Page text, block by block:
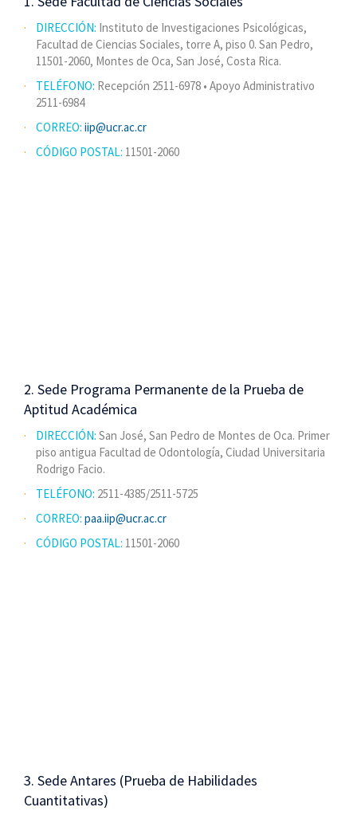
DIRECCIÓN: Instituto de Investigaciones Psicológicas,
Facultad de Ciencias Sociales, torre A, piso 0. San Pedro,
11501-2060, Montes de Oca, San José, Costa Rica.
TELÉFONO: Recepción 2511-6978 • Apoyo Administrativo
2511-6984
CORREO: iip@ucr.ac.cr
CÓDIGO POSTAL: 11501-2060
2. Sede Programa Permanente de la Prueba de
Aptitud Académica
DIRECCIÓN: San José, San Pedro de Montes de Oca. Primer
piso antigua Facultad de Odontología, Ciudad Universitaria
Rodrigo Facio.
TELÉFONO: 2511-4385/2511-5725
CORREO: paa.iip@ucr.ac.cr
CÓDIGO POSTAL: 11501-2060
3. Sede Antares (Prueba de Habilidades
Cuantitativas)